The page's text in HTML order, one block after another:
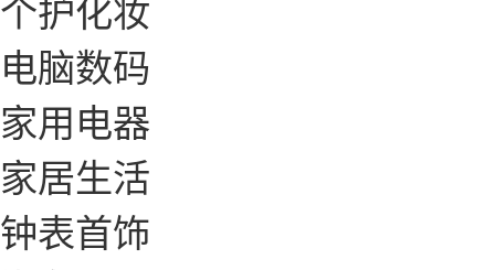
电脑数码
家用电器
家居生活
钟表首饰